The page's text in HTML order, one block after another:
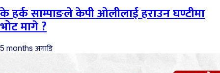
के हर्क साम्पाङले केपी ओलीलाई हराउन घण्टीमा
भोट मागे ?
5 months अगाडि